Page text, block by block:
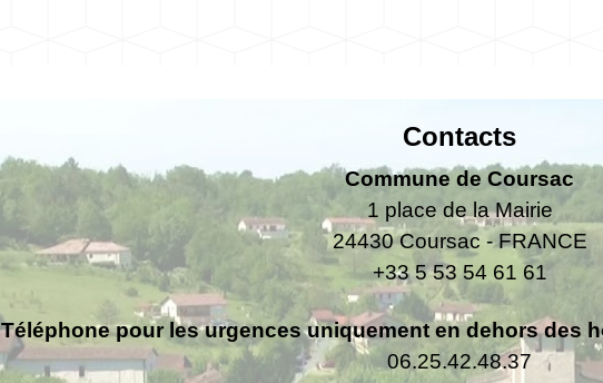
Contacts
Commune de Coursac
1 place de la Mairie
24430 Coursac - FRANCE
+33 5 53 54 61 61
Téléphone pour les urgences uniquement en dehors des
06.25.42.48.37